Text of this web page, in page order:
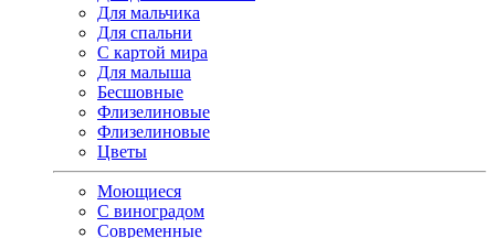
Для мальчика
Для спальни
С картой мира
Для малыша
Бесшовные
Флизелиновые
Флизелиновые
Цветы
Моющиеся
С виноградом
Современные